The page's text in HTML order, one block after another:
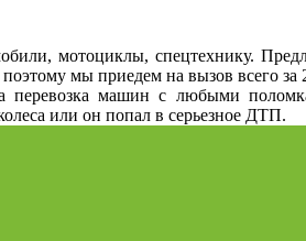
мотоциклы, спецтехнику.
мы приедем на вызов всего за
перевозка машин с любыми
или он попал в серьезное ДТП.